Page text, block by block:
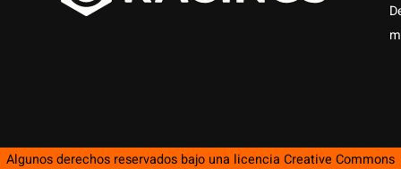
Algunos derechos reservados bajo una licencia Creative Commons